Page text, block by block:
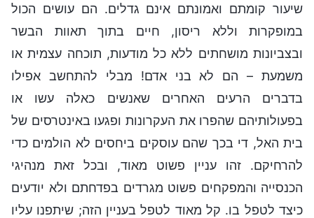
שיעור קומתם ואמונתם אינם גדלים. הם עושים הכול
במופקרות וללא ריסון, חיים בתוך תאוות הבשר
ובצביונות מושחתים ללא כל מודעות, תוכחה עצמית או
משמעת – הם לא בני אדם! מבלי להתחשב אפילו
בדברים הרעים האחרים שאנשים כאלה עשו או
בפעולותיהם שהפרו את העקרונות ופגעו באינטרסים של
בית האל, די בכך שהם עוסקים ביחסים לא הולמים כדי
להרחיקם. זהו עניין פשוט מאוד, ובכל זאת מנהיגי
הכנסייה והמפקחים פשוט מגרדים בפדחתם ולא יודעים
כיצד לטפל בו. קל מאוד לטפל בעניין הזה; שיתפנו עליו